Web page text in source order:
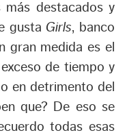
más destacados y
gusta Girls, banco
gran medida es el
de tiempo y
en detrimento del
que? De eso se
todas esas